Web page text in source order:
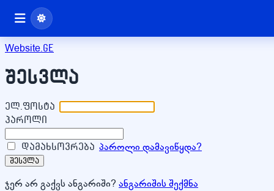
Website .ge
შესვლა
ელ.ფოსტა
პაროლი
დამახსოვრება პაროლი დამავიწყდა?
შესვლა
ჯერ არ გაქვს ანგარიში? ანგარიშის შექმნა